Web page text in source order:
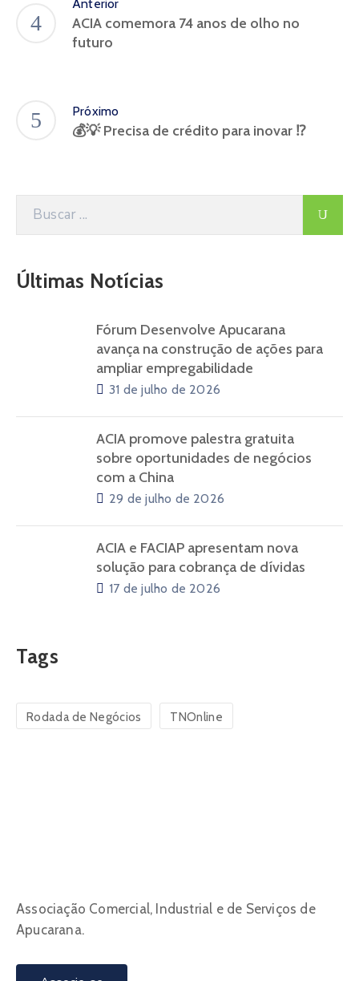
Anterior
ACIA comemora 74 anos de olho no
futuro
Próximo
💰💡 Precisa de crédito para inovar ⁉️
Últimas Notícias
Fórum Desenvolve Apucarana
avança na construção de ações para
ampliar empregabilidade
31 de julho de 2026
ACIA promove palestra gratuita
sobre oportunidades de negócios
com a China
29 de julho de 2026
ACIA e FACIAP apresentam nova
solução para cobrança de dívidas
17 de julho de 2026
Tags
Rodada de Negócios TNOnline
Associação Comercial, Industrial e de Serviços de
Apucarana.